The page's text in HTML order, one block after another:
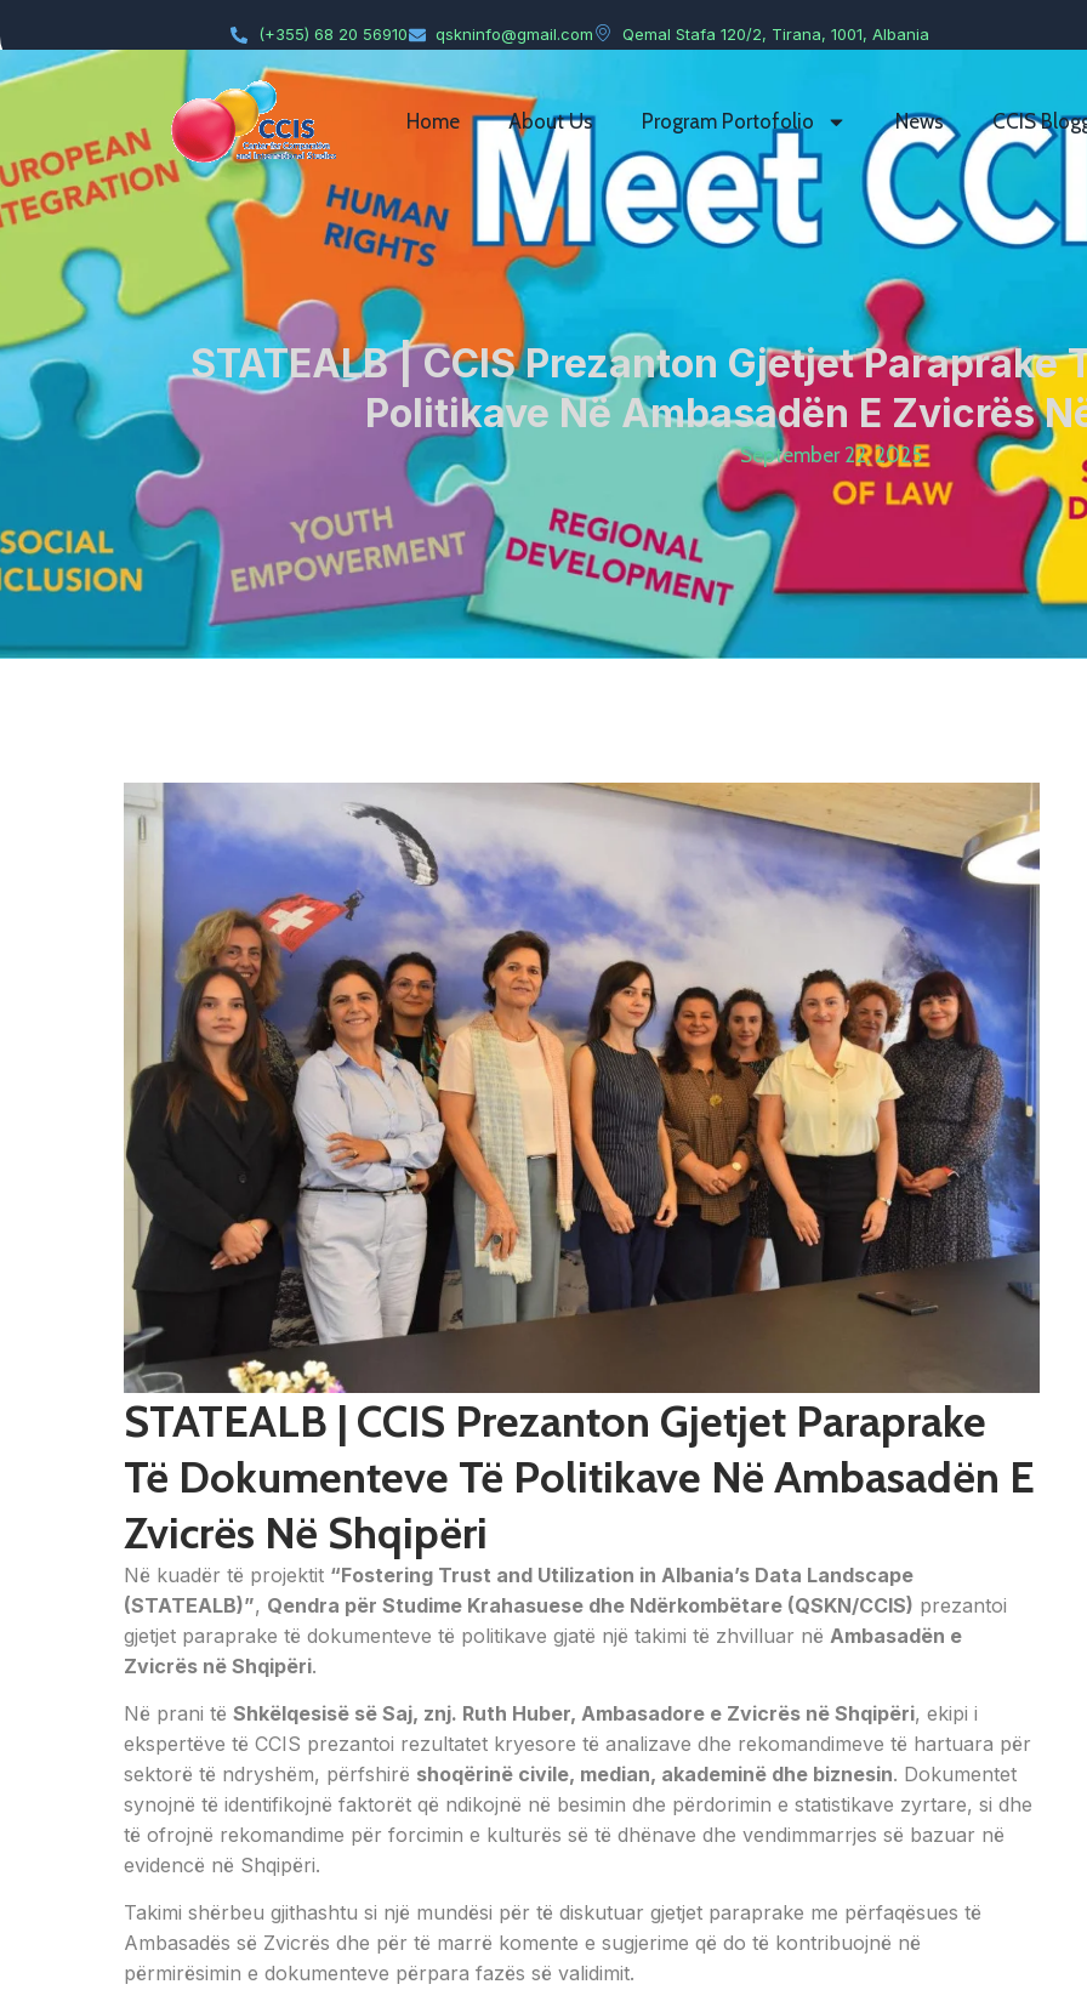
(+355) 68 20 56910 qskninfo@gmail.com Qemal Stafa 120/2, Tirana, 1001, Albania
Home About Us Program Portofolio News CCIS
STATEALB | CCIS Prezanton Gjetjet Paraprake
Politikave Në Ambasadën E Zvicrës
September 22, 2025
STATEALB | CCIS Prezanton Gjetjet Paraprake
Të Dokumenteve Të Politikave Në Ambasadën E
Zvicrës Në Shqipëri
Në kuadër të projektit “Fostering Trust and Utilization in Albania’s Data Landscape
(STATEALB)”, Qendra për Studime Krahasuese dhe Ndërkombëtare (QSKN/CCIS) prezantoi
gjetjet paraprake të dokumenteve të politikave gjatë një takimi të zhvilluar në Ambasadën e
Zvicrës në Shqipëri.
Në prani të Shkëlqesisë së Saj, znj. Ruth Huber, Ambasadore e Zvicrës në Shqipëri, ekipi i
ekspertëve të CCIS prezantoi rezultatet kryesore të analizave dhe rekomandimeve të hartuara për
sektorë të ndryshëm, përfshirë shoqërinë civile, median, akademinë dhe biznesin. Dokumentet
synojnë të identifikojnë faktorët që ndikojnë në besimin dhe përdorimin e statistikave zyrtare, si dhe
të ofrojnë rekomandime për forcimin e kulturës së të dhënave dhe vendimmarrjes së bazuar në
evidencë në Shqipëri.
Takimi shërbeu gjithashtu si një mundësi për të diskutuar gjetjet paraprake me përfaqësues të
Ambasadës së Zvicrës dhe për të marrë komente e sugjerime që do të kontribuojnë në
përmirësimin e dokumenteve përpara fazës së validimit.